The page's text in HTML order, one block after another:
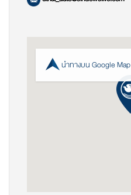
นำทางบน Google Map